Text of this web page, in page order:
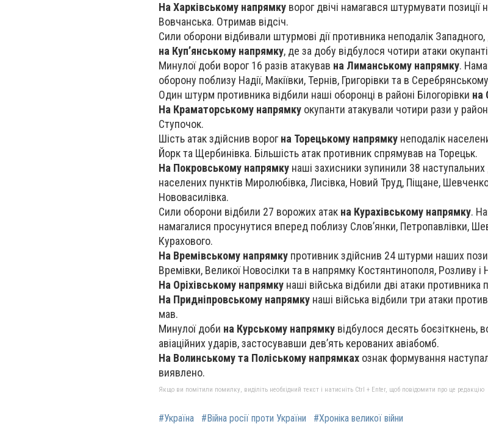
На Харківському напрямку ворог двічі намагався штурмувати позиції
Вовчанська. Отримав відсіч.
Сили оборони відбивали штурмові дії противника неподалік Западного,
на Куп’янському напрямку, де за добу відбулося чотири атаки
Минулої доби ворог 16 разів атакував на Лиманському напрямку.
оборону поблизу Надії, Макіївки, Тернів, Григорівки та в Серебрянському
Один штурм противника відбили наші оборонці в районі Білогорівки на
На Краматорському напрямку окупанти атакували чотири рази у
Ступочок.
Шість атак здійснив ворогна Торецькому напрямку неподалік
Йорк та Щербинівка. Більшість атак противник спрямував на Торецьк.
На Покровському напрямку наші захисники зупинили 38 наступальних
населених пунктів Миролюбівка, Лисівка, Новий Труд, Піщане,
Нововасилівка.
Сили оборони відбили 27 ворожих атак на Курахівському напрямку.
намагалися просунутися вперед поблизу Слов’янки, Петропавлівки,
Курахового.
На Времівському напрямку противник здійснив 24 штурми наших
Времівки, Великої Новосілки та в напрямку Костянтинополя, Розливу і
На Оріхівському напрямку наші війська відбили дві атаки противника
На Придніпровському напрямку наші війська відбили три атаки
мав.
Минулої доби на Курському напрямку відбулося десять боєзіткнень,
авіаційних ударів, застосувавши дев’ять керованих авіабомб.
На Волинському та Поліському напрямках ознак формування
виявлено.
Якщо ви помітили помилку, виділіть необхідний текст і натисніть Ctrl + Enter, щоб повідомити про це редакцію
#Україна #Війна росії проти України #Хроніка великої війни